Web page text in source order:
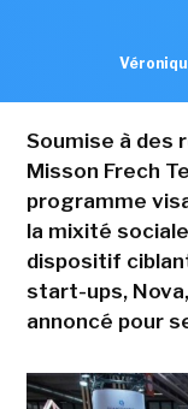
Soumise à des
Misson Frech
programme
la mixité
dispositif
start-ups,
annoncé pour